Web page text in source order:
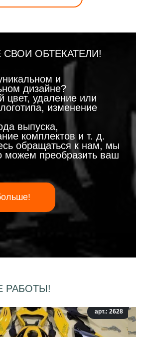
СВОИ ОБТЕКАТЕЛИ!
и
дизайне?
цвет, удаление или
изменение
выпуска,
комплектов и т. д.
обращаться к нам, мы
можем преобразить ваш
РАБОТЫ!
арт.: 2628